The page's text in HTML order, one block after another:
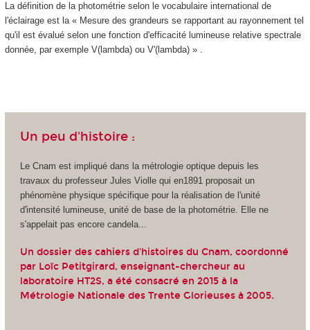
La définition de la photométrie selon le vocabulaire international de
l'éclairage est la « Mesure des grandeurs se rapportant au rayonnement tel
qu'il est évalué selon une fonction d'efficacité lumineuse relative spectrale
donnée, par exemple V(lambda) ou V'(lambda) » .
Un peu d'histoire :
Le Cnam est impliqué dans la métrologie optique depuis les
travaux du professeur Jules Violle qui en1891 proposait un
phénomène physique spécifique pour la réalisation de l'unité
d'intensité lumineuse, unité de base de la photométrie. Elle ne
s'appelait pas encore candela...
Un dossier des cahiers d'histoires du Cnam, coordonné
par Loïc Petitgirard, enseignant-chercheur au
laboratoire HT2S, a été consacré en 2015 à la
Métrologie Nationale des Trente Glorieuses à 2005.